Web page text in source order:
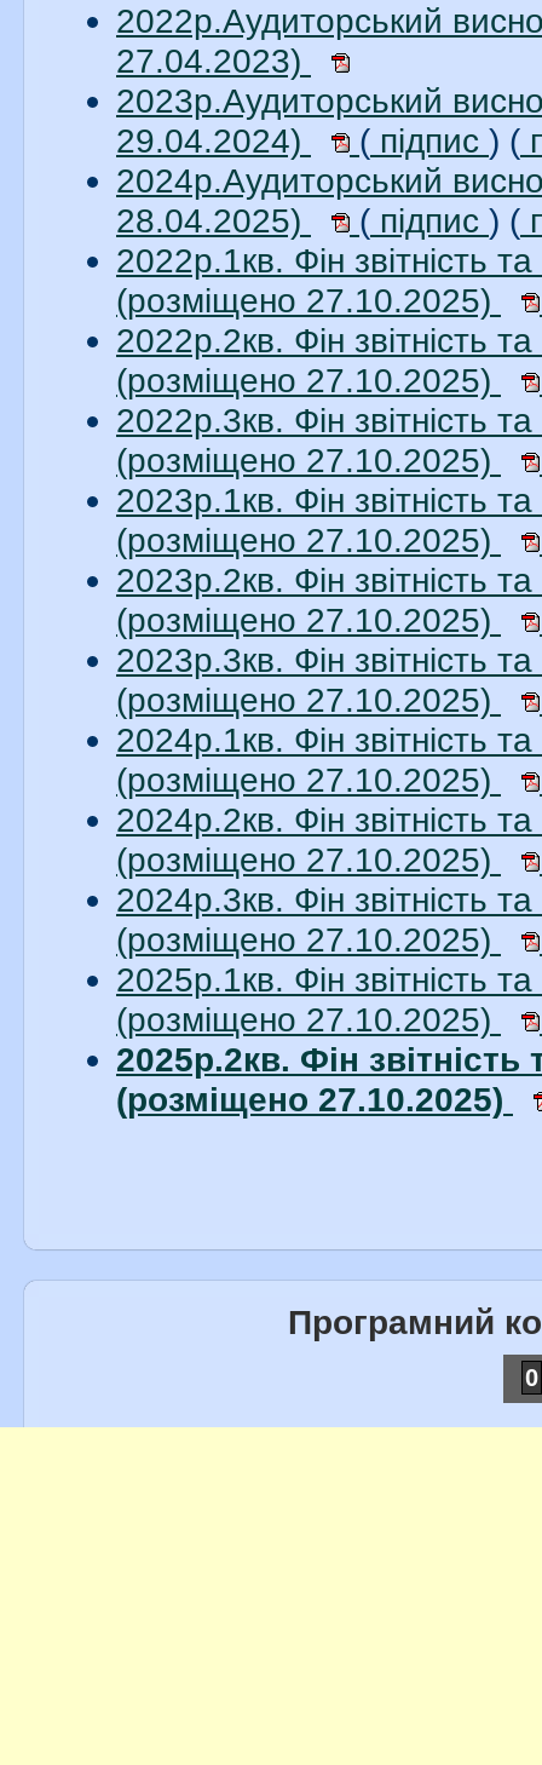
2022р.Аудиторський
27.04.2023)
2023р.Аудиторський
29.04.2024)
( підпис ) (
2024р.Аудиторський
28.04.2025)
( підпис ) (
2022р.1кв. Фін звітність
(розміщено 27.10.2025)
2022р.2кв. Фін звітність
(розміщено 27.10.2025)
2022р.3кв. Фін звітність
(розміщено 27.10.2025)
2023р.1кв. Фін звітність
(розміщено 27.10.2025)
2023р.2кв. Фін звітність
(розміщено 27.10.2025)
2023р.3кв. Фін звітність
(розміщено 27.10.2025)
2024р.1кв. Фін звітність
(розміщено 27.10.2025)
2024р.2кв. Фін звітність
(розміщено 27.10.2025)
2024р.3кв. Фін звітність
(розміщено 27.10.2025)
2025р.1кв. Фін звітність
(розміщено 27.10.2025)
2025р.2кв. Фін
(розміщено 27.10.2025)
Програмний
0